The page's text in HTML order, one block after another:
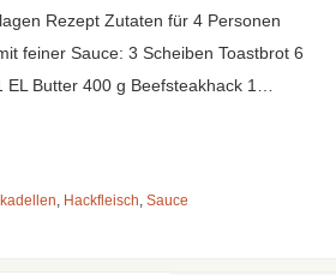
Rezept Zutaten für 4 Personen
feiner Sauce: 3 Scheiben Toastbrot 6
EL Butter 400 g Beefsteakhack 1…
, Hackfleisch, Sauce